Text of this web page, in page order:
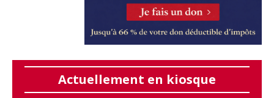
Actuellement en kiosque